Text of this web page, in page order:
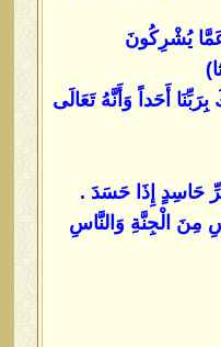
عَمَّا يُشْرِكُونَ
أَحَداً وَأَنَّهُ تَعَالَى
حَاسِدٍ إِذَا حَسَدَ .
مِنَ الْجِنَّةِ وَالنَّاسِ